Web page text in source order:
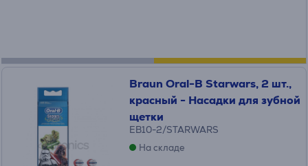
Braun Oral-B Starwars, 2 шт.,
красный - Насадки для зубной
щетки
EB10-2/STARWARS
На складе